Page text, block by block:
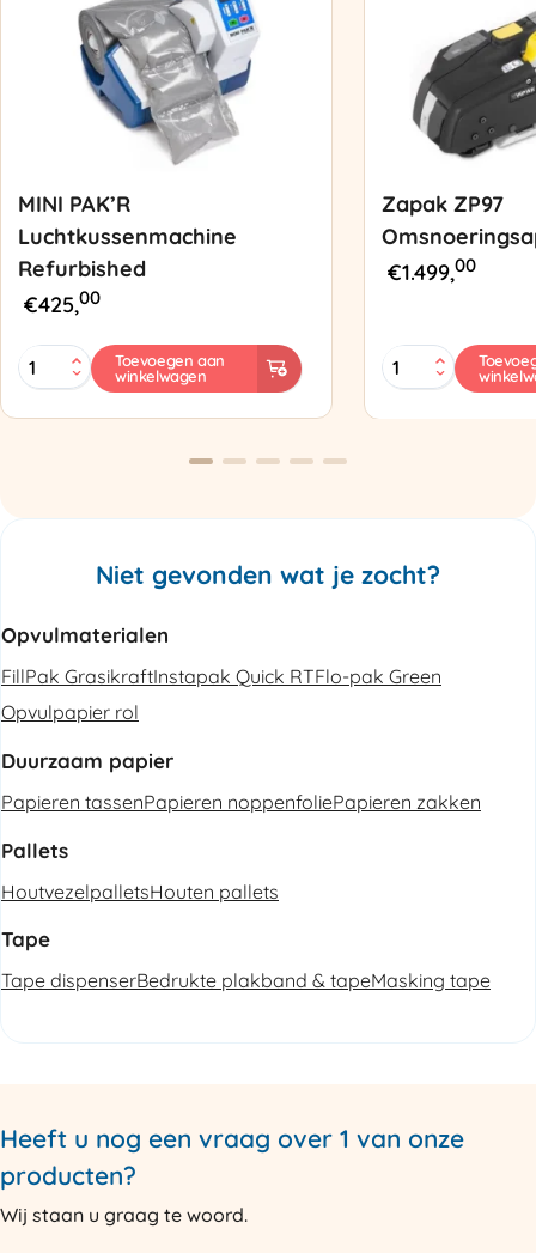
MINI PAK’R
Luchtkussenmachine
Refurbished
€425,00
MINI
PAK'R
Refurbished
Toevoegen aan
winkelwagen
Zapak ZP97
€1.499,00
Zapak
ZP97
Niet gevonden wat je zocht?
Opvulmaterialen
FillPak GrasikraftInstapak Quick RTFlo-pak Green
Opvulpapier rol
Duurzaam papier
Papieren tassenPapieren noppenfoliePapieren zakken
Pallets
HoutvezelpalletsHouten pallets
Tape
Tape dispenserBedrukte plakband & tapeMasking tape
Heeft u nog een vraag over 1 van onze
producten?
Wij staan u graag te woord.